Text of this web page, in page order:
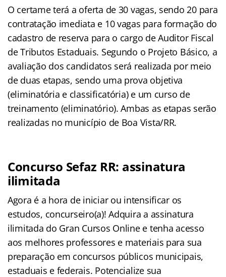
O certame terá a oferta de 30 vagas, sendo 20 para
contratação imediata e 10 vagas para formação do
cadastro de reserva para o cargo de Auditor Fiscal
de Tributos Estaduais. Segundo o Projeto Básico, a
avaliação dos candidatos será realizada por meio
de duas etapas, sendo uma prova objetiva
(eliminatória e classificatória) e um curso de
treinamento (eliminatório). Ambas as etapas serão
realizadas no município de Boa Vista/RR.
Concurso Sefaz RR: assinatura
ilimitada
Agora é a hora de iniciar ou intensificar os
estudos, concurseiro(a)! Adquira a assinatura
ilimitada do Gran Cursos Online e tenha acesso
aos melhores professores e materiais para sua
preparação em concursos públicos municipais,
estaduais e federais. Potencialize sua